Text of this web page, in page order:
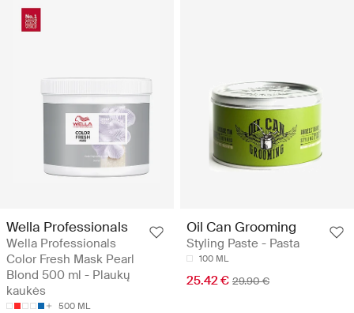
Wella Professionals
Wella Professionals
Color Fresh Mask Pearl
Blond 500 ml - Plaukų
kaukės
500 ML
Oil Can Grooming
Styling Paste - Pasta
100 ML
25.42 € 29.90 €